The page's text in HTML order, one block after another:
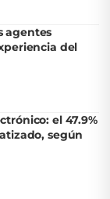
agentes
del
el 47.9%
según